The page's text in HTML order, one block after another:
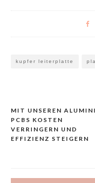
kupfer leiterplatte
Navigacija
prispevka
MIT UNSEREN
PCBS KOSTEN
VERRINGERN UND
EFFIZIENZ STEIGERN